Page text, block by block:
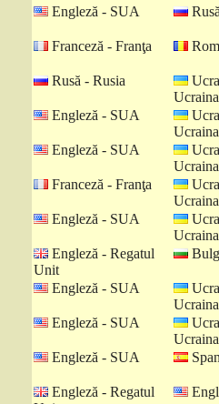
Engleză - SUA
Franceză - Franţa
Rusă - Rusia
Ucraina
Engleză - SUA
Ucraina
Engleză - SUA
Ucraina
Franceză - Franţa
Ucraina
Engleză - SUA
Ucraina
Engleză - Regatul
Unit
Engleză - SUA
Ucraina
Engleză - SUA
Ucraina
Engleză - SUA
Engleză - Regatul